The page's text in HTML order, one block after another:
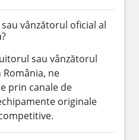
vânzătorul oficial al
sau vânzătorul
România, ne
prin canale de
originale